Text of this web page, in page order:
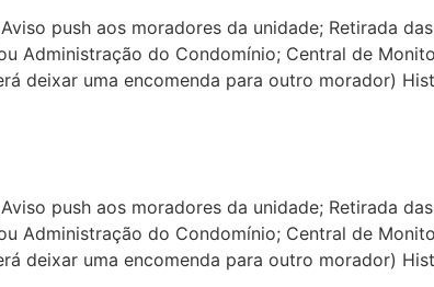
push aos moradores da unidade; Retirada
Administração do Condomínio; Central de
deixar uma encomenda para outro morador)
push aos moradores da unidade; Retirada
Administração do Condomínio; Central de
deixar uma encomenda para outro morador)